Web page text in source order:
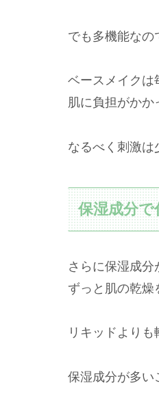
でも多機能なの
ベースメイクは
肌に負担がかか
なるべく刺激は
保湿成分
さらに保湿成分
ずっと肌の乾燥
リキッドよりも
保湿成分が多い